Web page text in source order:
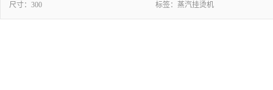
尺寸： 300 标签： 蒸汽挂烫机